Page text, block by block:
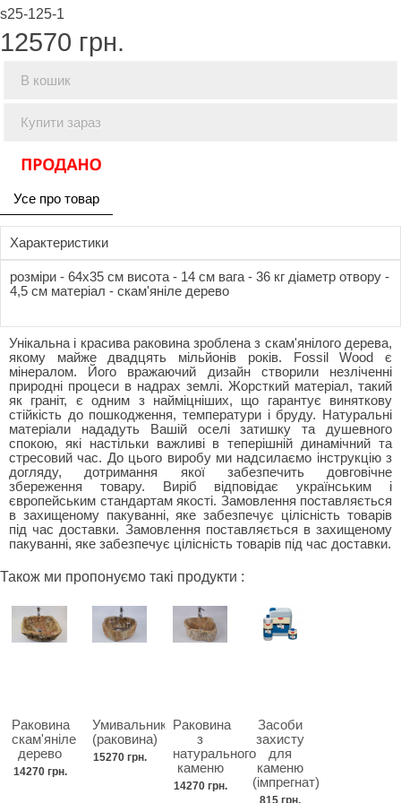
s25-125-1
12570 грн.
В кошик
Купити зараз
Усе про товар
Характеристики
розміри - 64x35 см висота - 14 см вага - 36 кг діаметр отвору -
4,5 см матеріал - скам'яніле дерево
Унікальна і красива раковина зроблена з скам'янілого дерева,
якому майже двадцять мільйонів років. Fossil Wood є
мінералом. Його вражаючий дизайн створили незліченні
природні процеси в надрах землі. Жорсткий матеріал, такий
як граніт, є одним з найміцніших, що гарантує виняткову
стійкість до пошкодження, температури і бруду. Натуральні
матеріали нададуть Вашій оселі затишку та душевного
спокою, які настільки важливі в теперішній динамічний та
стресовий час. До цього виробу ми надсилаємо інструкцію з
догляду, дотримання якої забезпечить довговічне
збереження товару. Виріб відповідає українським і
європейським стандартам якості. Замовлення поставляється
в захищеному пакуванні, яке забезпечує цілісність товарів
під час доставки. Замовлення поставляється в захищеному
пакуванні, яке забезпечує цілісність товарів під час доставки.
Також ми пропонуємо такі продукти :
Раковина
скам'яніле
дерево
14270 грн.
Умивальник
(раковина)
15270 грн.
Раковина
з
натурального
каменю
14270 грн.
Засоби
захисту
для
каменю
(імпрегнат)